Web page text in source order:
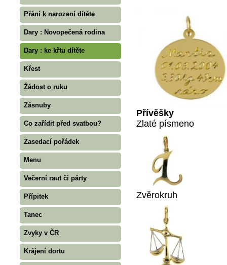
Přání k narození dítěte
Dary : Novopečená rodina
Dary : ke křtu dítěte
Křest
Žádost o ruku
Zásnuby
Co zařídit před svatbou?
Zasedací pořádek
Menu
Večerní raut či párty
Přípitek
Tanec
Zvyky v ČR
Krájení dortu
Přívěšky
Zlaté písmeno
Zvěrokruh